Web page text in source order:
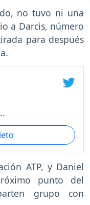
no tuvo ni una
a Darcis, número
para después
ATP, y Daniel
punto del
grupo con